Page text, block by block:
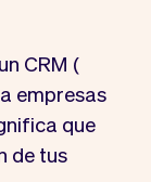
CRM (
empresas
que
de tus